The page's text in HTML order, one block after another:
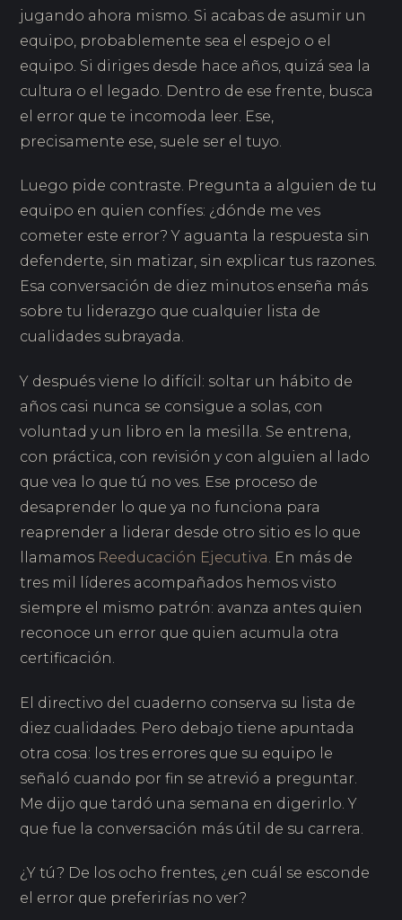
jugando ahora mismo. Si acabas de asumir un
equipo, probablemente sea el espejo o el
equipo. Si diriges desde hace años, quizá sea la
cultura o el legado. Dentro de ese frente, busca
el error que te incomoda leer. Ese,
precisamente ese, suele ser el tuyo.
Luego pide contraste. Pregunta a alguien de tu
equipo en quien confíes: ¿dónde me ves
cometer este error? Y aguanta la respuesta sin
defenderte, sin matizar, sin explicar tus razones.
Esa conversación de diez minutos enseña más
sobre tu liderazgo que cualquier lista de
cualidades subrayada.
Y después viene lo difícil: soltar un hábito de
años casi nunca se consigue a solas, con
voluntad y un libro en la mesilla. Se entrena,
con práctica, con revisión y con alguien al lado
que vea lo que tú no ves. Ese proceso de
desaprender lo que ya no funciona para
reaprender a liderar desde otro sitio es lo que
llamamos Reeducación Ejecutiva. En más de
tres mil líderes acompañados hemos visto
siempre el mismo patrón: avanza antes quien
reconoce un error que quien acumula otra
certificación.
El directivo del cuaderno conserva su lista de
diez cualidades. Pero debajo tiene apuntada
otra cosa: los tres errores que su equipo le
señaló cuando por fin se atrevió a preguntar.
Me dijo que tardó una semana en digerirlo. Y
que fue la conversación más útil de su carrera.
¿Y tú? De los ocho frentes, ¿en cuál se esconde
el error que preferirías no ver?